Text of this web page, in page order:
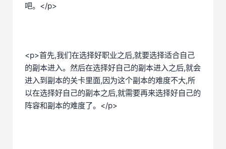
吧。</p>
<p>首先,我们在选择好职业之后,就要选择适合自己
的副本进入。然后在选择好自己的副本进入之后,就会
进入到副本的关卡里面,因为这个副本的难度不大,所
以在选择好自己的副本之后,就需要再来选择好自己的
阵容和副本的难度了。</p>